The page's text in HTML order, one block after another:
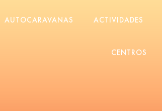
AUTOCARAVANAS ACTIVIDADES
CENTROS